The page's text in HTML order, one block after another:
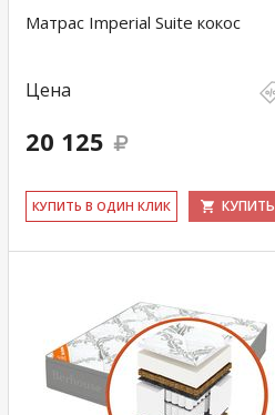
Матрас Imperial Suite кокос
Цена
20 125
КУ­ПИТЬ В ОДИН КЛИК КУПИТЬ